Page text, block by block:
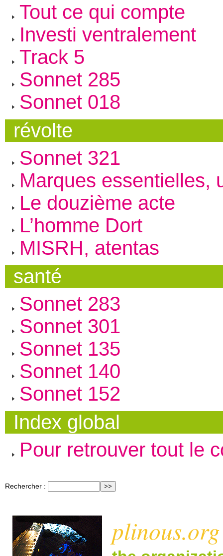
Tout ce qui compte
Investi ventralement
Track 5
Sonnet 285
Sonnet 018
révolte
Sonnet 321
Marques essentielles,
Le douzième acte
L’homme Dort
MISRH, atentas
santé
Sonnet 283
Sonnet 301
Sonnet 135
Sonnet 140
Sonnet 152
Index global
Pour retrouver tout le
Rechercher :
plinous.org